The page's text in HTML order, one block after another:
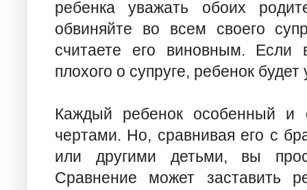
ребенка уважать обоих
обвиняйте во всем своего
считаете его виновным. Если
плохого о супруге, ребенок
Каждый ребенок особенный и
чертами. Но, сравнивая его с
или другими детьми, вы
Сравнение может заставить